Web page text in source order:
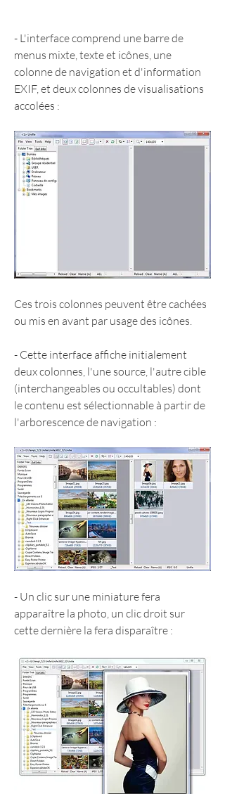
- L'interface comprend une barre de
menus mixte, texte et icônes, une
colonne de navigation et d'information
EXIF, et deux colonnes de visualisations
accolées :
Ces trois colonnes peuvent être cachées
ou mis en avant par usage des icônes.
- Cette interface affiche initialement
deux colonnes, l'une source, l'autre cible
(interchangeables ou occultables) dont
le contenu est sélectionnable à partir de
l'arborescence de navigation :
- Un clic sur une miniature fera
apparaître la photo, un clic droit sur
cette dernière la fera disparaître :